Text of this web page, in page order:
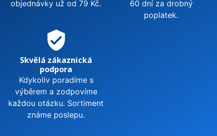
objednávky už od 79 Kč.
60 dní za drobný
poplatek.
verified_user
Skvělá zákaznická
podpora
Kdykoliv poradíme s
výběrem a zodpovíme
každou otázku. Sortiment
známe poslepu.